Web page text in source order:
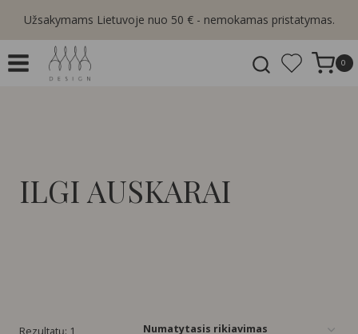
content
Užsakymams Lietuvoje nuo 50 € - nemokamas pristatymas.
0
ILGI AUSKARAI
Rezultatų: 1